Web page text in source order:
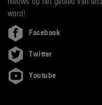
word!
Facebook
Twitter
Youtube